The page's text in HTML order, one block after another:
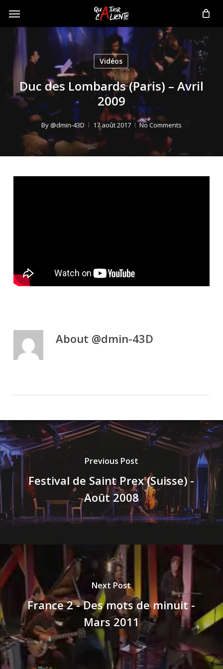
Menu
Vidéos
Duc des Lombards (Paris) – Avril
2009
By@dmin-43D 17 août 2017 No Comments
About @dmin-43D
Previous Post
Festival de Saint Prex (Suisse) -
Août 2008
Next Post
France 2 - Des mots de minuit -
Mars 2011